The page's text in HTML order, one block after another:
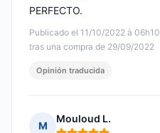
Publicado el 11/10/2022 à 06h10
tras una compra de 29/09/2022
PERFECTO.
Opinión traducida
M
Mouloud L.